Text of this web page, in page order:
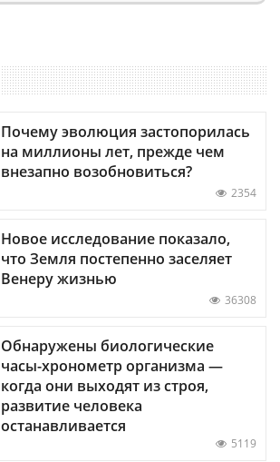
Почему эволюция застопорилась
на миллионы лет, прежде чем
внезапно возобновиться?
2354
Новое исследование показало,
что Земля постепенно заселяет
Венеру жизнью
36308
Обнаружены биологические
часы-хронометр организма —
когда они выходят из строя,
развитие человека
останавливается
5119